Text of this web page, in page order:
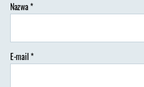
Nazwa*
E-mail*